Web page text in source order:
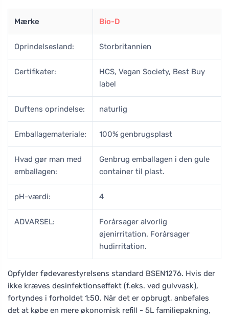
Mærke Bio-D
Oprindelsesland: Storbritannien
Certifikater:
HCS, Vegan Society, Best Buy
label
Duftens oprindelse: naturlig
Emballagemateriale: 100% genbrugsplast
Hvad gør man med
emballagen:
Genbrug emballagen i den gule
container til plast.
pH-værdi: 4
ADVARSEL:
Forårsager alvorlig
øjenirritation. Forårsager
hudirritation.
Opfylder fødevarestyrelsens standard BSEN1276. Hvis der
ikke kræves desinfektionseffekt (f.eks. ved gulvvask),
fortyndes i forholdet 1:50. Når det er opbrugt, anbefales
det at købe en mere økonomisk refill - 5L familiepakning,